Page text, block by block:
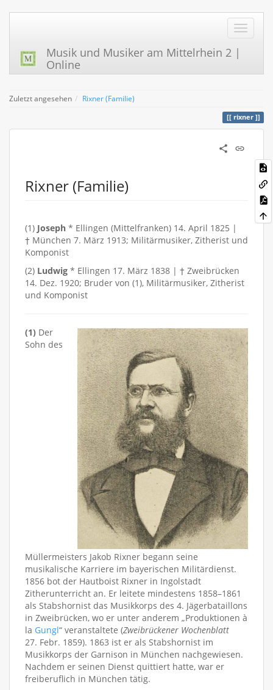
Musik und Musiker am Mittelrhein 2 |
Online
Zuletzt angesehen Rixner (Familie)
rixner
Rixner (Familie)
(1) Joseph * Ellingen (Mittelfranken) 14. April 1825 |
† München 7. März 1913; Militärmusiker, Zitherist und
Komponist
(2) Ludwig * Ellingen 17. März 1838 | † Zweibrücken
14. Dez. 1920; Bruder von (1), Militärmusiker, Zitherist
und Komponist
(1) Der
Sohn des
Müllermeisters Jakob Rixner begann seine
musikalische Karriere im bayerischen Militärdienst.
1856 bot der Hautboist Rixner in Ingolstadt
Zitherunterricht an. Er leitete mindestens 1858–1861
als Stabshornist das Musikkorps des 4. Jägerbataillons
in Zweibrücken, wo er unter anderem „Produktionen à
la Gungl“ veranstaltete (Zweibrückener Wochenblatt
27. Febr. 1859). 1863 ist er als Stabshornist im
Musikkorps der Garnison in München nachgewiesen.
Nachdem er seinen Dienst quittiert hatte, war er
freiberuflich in München tätig.